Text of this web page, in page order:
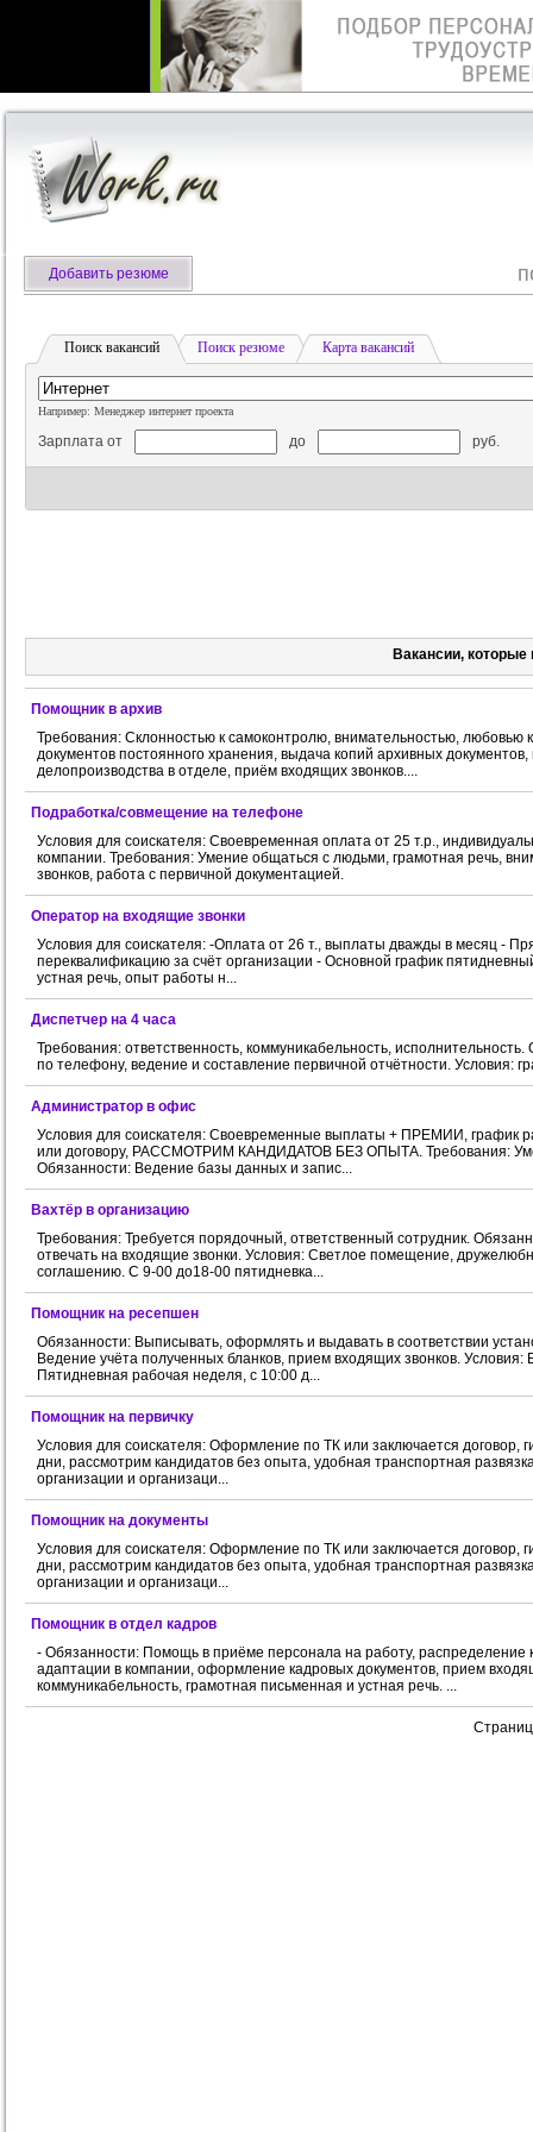
Добавить резюме
Поиск вакансий Поиск резюме Карта вакансий
Например: Менеджер интернет проекта
Зарплата от до руб.
Вакансии,
Помощник в архив
Требования: Склонностью к самоконтролю, внимательностью,
документов постоянного хранения, выдача копий архивных
делопроизводства в отделе, приём входящих звонков....
Подработка/совмещение на телефоне
Условия для соискателя: Своевременная оплата от 25 т.р.,
компании. Требования: Умение общаться с людьми, грамотная речь,
звонков, работа с первичной документацией.
Оператор на входящие звонки
Условия для соискателя: -Оплата от 26 т., выплаты дважды в месяц -
переквалификацию за счёт организации - Основной график
устная речь, опыт работы н...
Диспетчер на 4 часа
Требования: ответственность, коммуникабельность,
по телефону, ведение и составление первичной отчётности. Условия:
Администратор в офис
Условия для соискателя: Своевременные выплаты + ПРЕМИИ, график
или договору, РАССМОТРИМ КАНДИДАТОВ БЕЗ ОПЫТА. Требования:
Обязанности: Ведение базы данных и запис...
Вахтёр в организацию
Требования: Требуется порядочный, ответственный сотрудник.
отвечать на входящие звонки. Условия: Светлое помещение,
соглашению. С 9-00 до18-00 пятидневка...
Помощник на ресепшен
Обязанности: Выписывать, оформлять и выдавать в соответствии
Ведение учёта полученных бланков, прием входящих звонков.
Пятидневная рабочая неделя, с 10:00 д...
Помощник на первичку
Условия для соискателя: Оформление по ТК или заключается договор,
дни, рассмотрим кандидатов без опыта, удобная транспортная
организации и организаци...
Помощник на документы
Условия для соискателя: Оформление по ТК или заключается договор,
дни, рассмотрим кандидатов без опыта, удобная транспортная
организации и организаци...
Помощник в отдел кадров
- Обязанности: Помощь в приёме персонала на работу, распределение
адаптации в компании, оформление кадровых документов, прием
коммуникабельность, грамотная письменная и устная речь. ...